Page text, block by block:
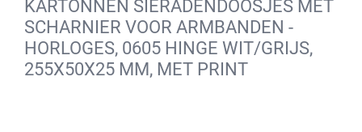
KARTONNEN SIERADENDOOSJES MET
SCHARNIER VOOR ARMBANDEN -
HORLOGES, 0605 HINGE WIT/GRIJS,
255X50X25 MM, MET PRINT